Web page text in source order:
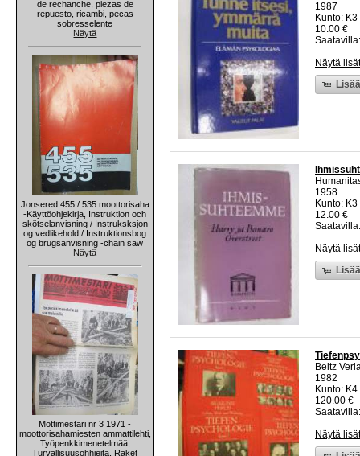
de rechanche, piezas de
repuesto, ricambi, pecas
sobresselente
Näytä
Jonsered 455 / 535 moottorisaha
-Käyttöohjekirja, Instruktion och
skötselanvisning / Instruksksjon
og vedlikehold / Instruktionsbog
og brugsanvisning -chain saw
Näytä
Mottimestari nr 3 1971 -
moottorisahamiesten ammattilehti,
Työpenkkimenetelmää,
Turvallisuusohhjeita, Raket
1987
Kunto:
10.00 €
Näytä
1958
Kunto:
12.00 €
Näytä
Beltz
1982
Kunto:
120.00 €
Näytä